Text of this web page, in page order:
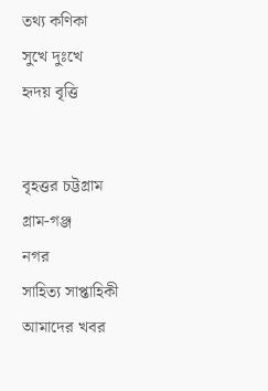
তথ্য কণিকা
সুখে দুঃখে
হৃদয় বৃত্তি
বৃহত্তর চট্টগ্রাম
গ্রাম-গঞ্জ
নগর
সাহিত্য সাপ্তাহিকী
আমাদের খবর